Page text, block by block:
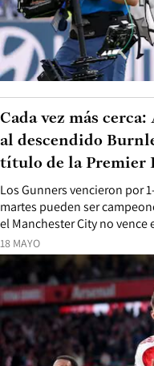
18 MAYO
Los Gunners vencieron por
martes pueden ser
el Manchester City no
Cada vez más
al descendido
título de la Premier